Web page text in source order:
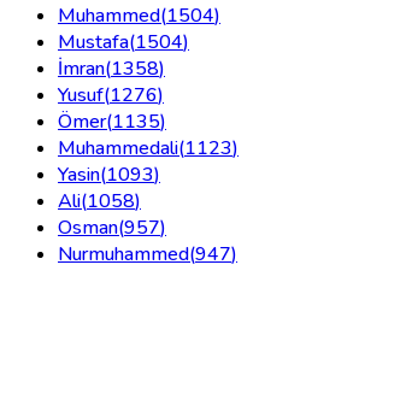
Muhammed(1504)
Mustafa(1504)
İmran(1358)
Yusuf(1276)
Ömer(1135)
Muhammedali(1123)
Yasin(1093)
Ali(1058)
Osman(957)
Nurmuhammed(947)